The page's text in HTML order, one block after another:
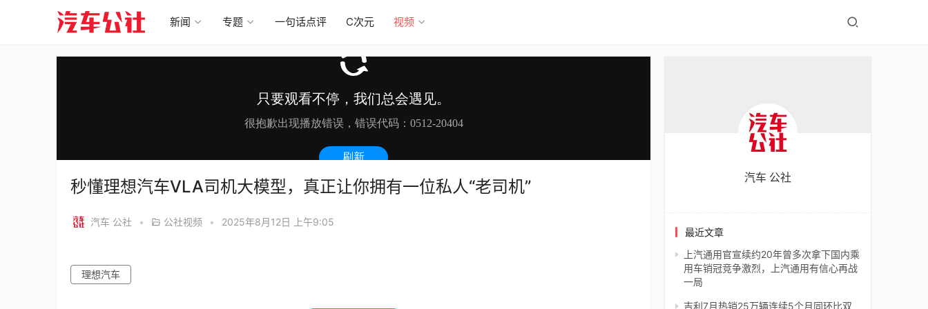
新闻 专题 一句话点评 C次元 视频
秒懂理想汽车VLA司机大模型，真正让你拥有一位私人“老司机”
汽车 公社 • 公社视频 • 2025年8月12日 上午9:05
理想汽车
汽车 公社
最近文章
上汽通用官宣续约20年曾多次拿下国内乘
用车销冠竞争激烈，上汽通用有信心再战
一局
吉利7月热销25万辆连续5个月同环比双